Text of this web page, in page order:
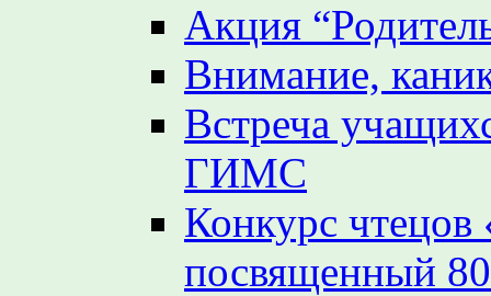
Акция
Внимание,
Встреча
ГИМС
Конкурс
посвященный